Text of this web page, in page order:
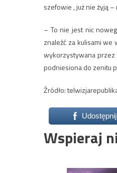
szefowie , już nie żyją
– To nie jest nic
znaleźć za kulisami we
wykorzystywana przez
podniesiona do zenitu
Źródło:
Wspieraj